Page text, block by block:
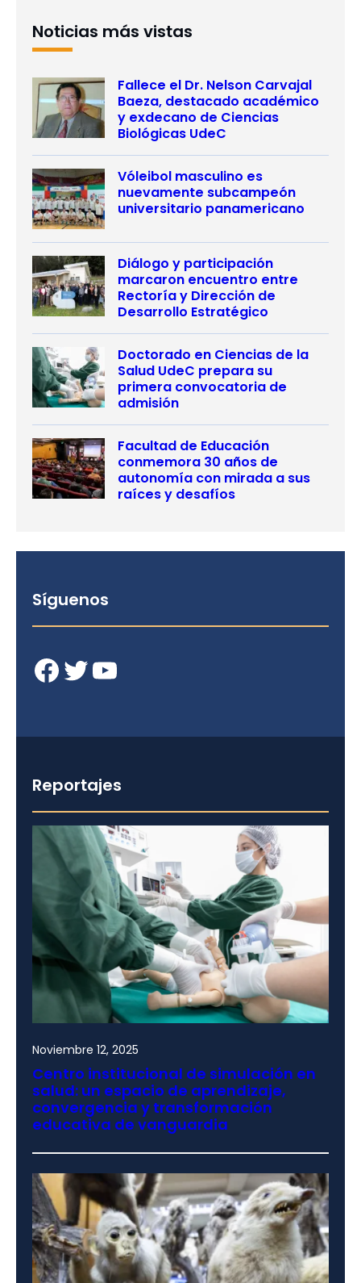
Noticias más vistas
Fallece el Dr. Nelson Carvajal
Baeza, destacado académico
y exdecano de Ciencias
Biológicas UdeC
Vóleibol masculino es
nuevamente subcampeón
universitario panamericano
Diálogo y participación
marcaron encuentro entre
Rectoría y Dirección de
Desarrollo Estratégico
Doctorado en Ciencias de la
Salud UdeC prepara su
primera convocatoria de
admisión
Facultad de Educación
conmemora 30 años de
autonomía con mirada a sus
raíces y desafíos
Síguenos
Facebook Twitter YouTube
Reportajes
Noviembre 12, 2025
Centro institucional de simulación en
salud: un espacio de aprendizaje,
convergencia y transformación
educativa de vanguardia